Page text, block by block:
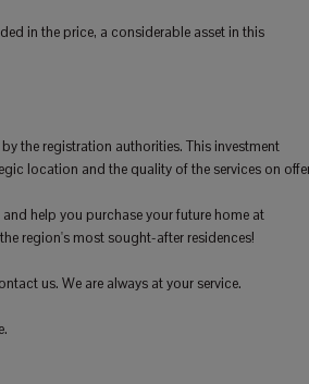
in the price, a considerable asset in this
the registration authorities. This investment
location and the quality of the services on
help you purchase your future home at
region's most sought-after residences!
us. We are always at your service.